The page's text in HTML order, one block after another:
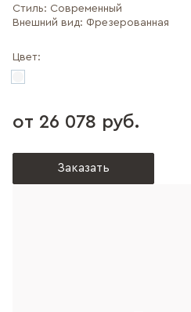
Стиль: Современный
Внешний вид: Фрезерованная
Цвет:
от 26 078 руб.
Заказать